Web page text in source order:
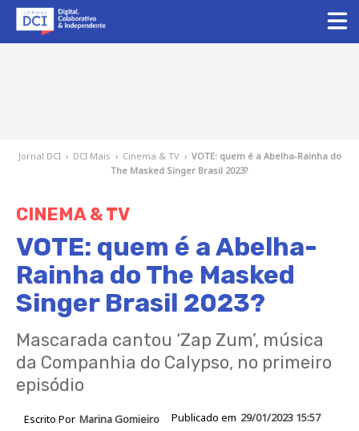
Jornal DCI › DCI Mais › Cinema & TV › VOTE: quem é a Abelha-Rainha do
The Masked Singer Brasil 2023?
CINEMA & TV
VOTE: quem é a Abelha-
Rainha do The Masked
Singer Brasil 2023?
Mascarada cantou ‘Zap Zum’, música
da Companhia do Calypso, no primeiro
episódio
Escrito Por Marina Gomieiro Publicado em 29/01/2023 15:57